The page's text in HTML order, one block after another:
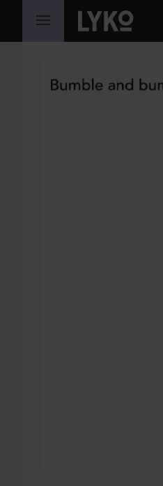
HOPPA TILL INNEHÅLLET